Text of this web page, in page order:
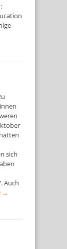
sich
Auch
→